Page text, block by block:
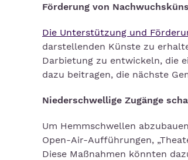
Förderung von
Die Unterstützung und
darstellenden Künste zu
Darbietung zu entwickeln, die
dazu beitragen, die nächste
Niederschwellige Zugänge
Um Hemmschwellen
Open-Air-Aufführungen,
Diese Maßnahmen könnten